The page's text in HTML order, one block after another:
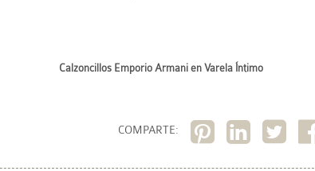
Calzoncillos Emporio Armani en Varela Íntimo
COMPARTE: